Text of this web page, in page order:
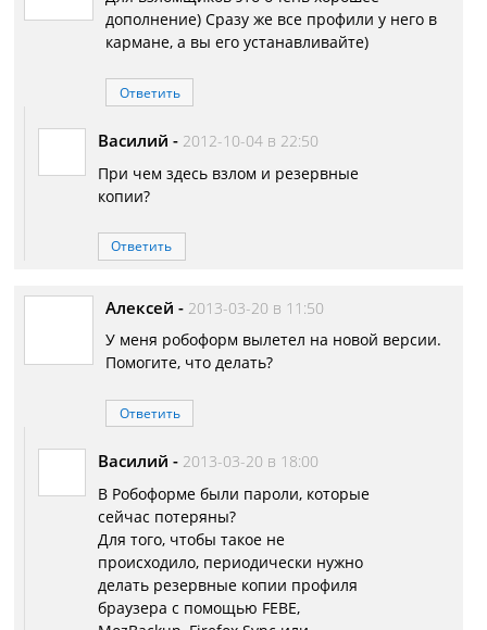
дополнение) Сразу же все профили у него в
кармане, а вы его устанавливайте)
Ответить
Василий - 2012-10-04 в 22:50
При чем здесь взлом и резервные
копии?
Ответить
Алексей - 2013-03-20 в 11:50
У меня робоформ вылетел на новой версии.
Помогите, что делать?
Ответить
Василий - 2013-03-20 в 18:00
В Робоформе были пароли, которые
сейчас потеряны?
Для того, чтобы такое не
происходило, периодически нужно
делать резервные копии профиля
браузера с помощью FEBE,